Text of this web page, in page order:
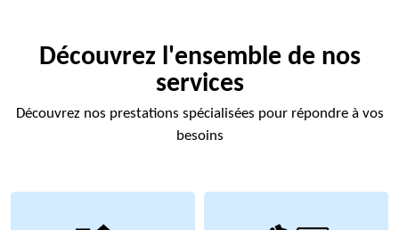
Découvrez l'ensemble de nos
services
Découvrez nos prestations spécialisées pour répondre à vos
besoins